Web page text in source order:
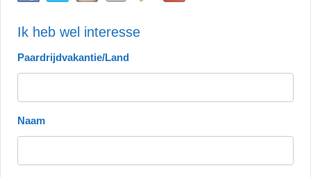
Ik heb wel interesse
Paardrijdvakantie/Land
Naam